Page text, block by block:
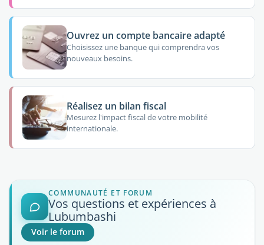
Ouvrez un compte bancaire adapté
Choisissez une banque qui comprendra vos
nouveaux besoins.
Réalisez un bilan fiscal
Mesurez l'impact fiscal de votre mobilité
internationale.
COMMUNAUTÉ ET FORUM
Vos questions et expériences à
Lubumbashi
Voir le forum